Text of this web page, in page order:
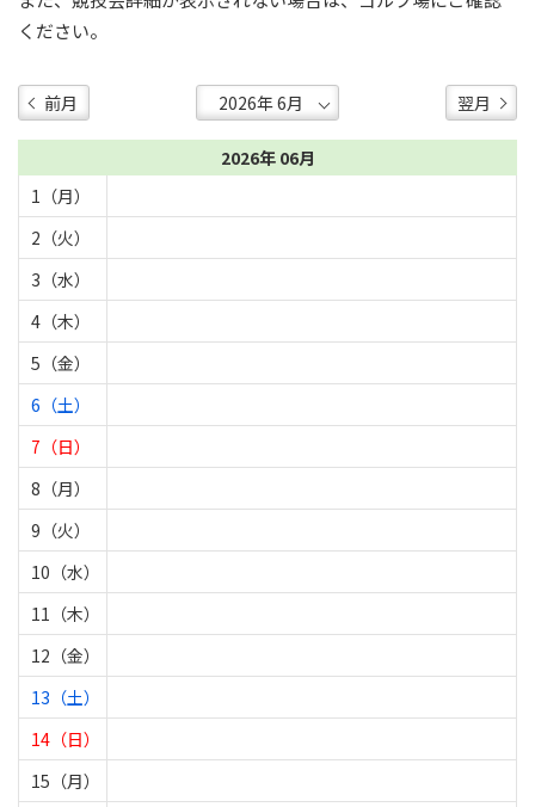
ください。
前月 翌月
2026年 06月
1（月）
2（火）
3（水）
4（木）
5（金）
6（土）
7（日）
8（月）
9（火）
10（水）
11（木）
12（金）
13（土）
14（日）
15（月）